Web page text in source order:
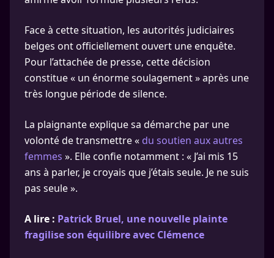
Face à cette situation, les autorités judiciaires
belges ont officiellement ouvert une enquête.
Pour l’attachée de presse, cette décision
constitue « un énorme soulagement » après une
très longue période de silence.
La plaignante explique sa démarche par une
volonté de transmettre « du soutien aux autres
femmes ». Elle confie notamment : « J’ai mis 15
ans à parler, je croyais que j’étais seule. Je ne suis
pas seule ».
A lire : Patrick Bruel, une nouvelle plainte
fragilise son équilibre avec Clémence